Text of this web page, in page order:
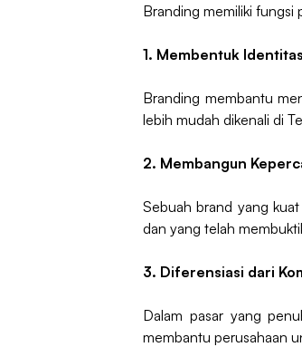
Branding memiliki fungsi
1. Membentuk
Branding membantu
lebih mudah dikenali di
2. Membangun
Sebuah brand yang
dan yang telah
3. Diferensiasi dari
Dalam pasar yang
membantu perusahaan